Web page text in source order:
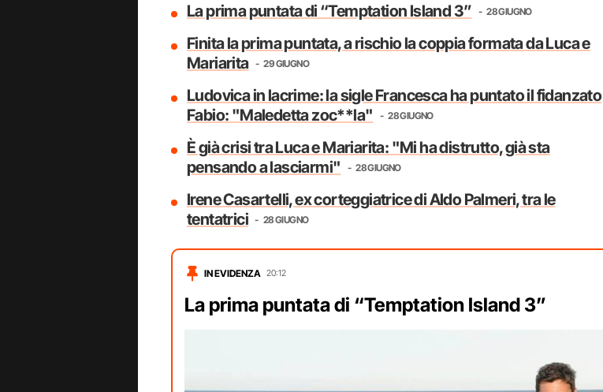
La prima puntata di “Temptation Island 3” 28 GIUGNO
Finita la prima puntata, a rischio la coppia formata da Luca e
Mariarita
29 GIUGNO
Ludovica in lacrime: la sigle Francesca ha puntato il fidanzato
Fabio: "Maledetta zoc**la"
28 GIUGNO
È già crisi tra Luca e Mariarita: "Mi ha distrutto, già sta
pensando a lasciarmi"
28 GIUGNO
Irene Casartelli, ex corteggiatrice di Aldo Palmeri, tra le
tentatrici
28 GIUGNO
IN EVIDENZA 20:12
La prima puntata di “Temptation Island 3”